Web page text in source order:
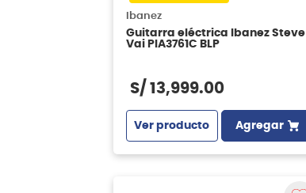
Ibanez
Guitarra eléctrica Ibanez Steve
Vai PIA3761C BLP
S/ 13,999.00
Ver producto Agregar